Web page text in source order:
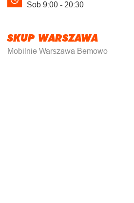
Sob 9:00 - 20:30
SKUP WARSZAWA
Mobilnie Warszawa Bemowo